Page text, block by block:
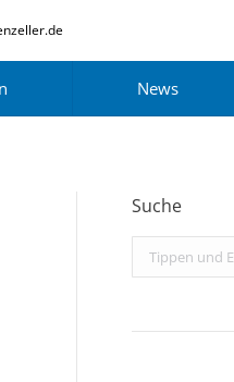
News
Suche
Search: